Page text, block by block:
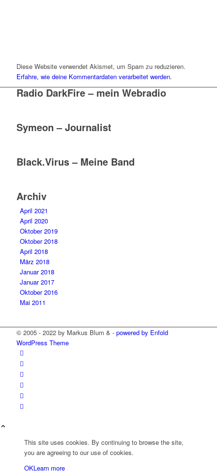
Diese Website verwendet Akismet, um Spam zu reduzieren.
Erfahre, wie deine Kommentardaten verarbeitet werden.
Radio DarkFire – mein Webradio
Symeon – Journalist
Black.Virus – Meine Band
Archiv
April 2021
April 2020
Oktober 2019
Oktober 2018
April 2018
März 2018
Januar 2018
Januar 2017
Oktober 2016
Mai 2011
© 2005 - 2022 by Markus Blum & - powered by Enfold
WordPress Theme
This site uses cookies. By continuing to browse the site,
you are agreeing to our use of cookies.
OKLearn more